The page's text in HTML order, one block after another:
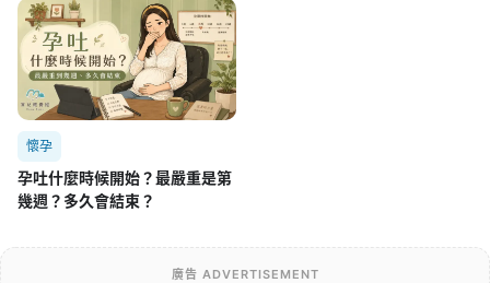
懷孕
孕吐什麼時候開始？最嚴重是第
幾週？多久會結束？
廣告 ADVERTISEMENT